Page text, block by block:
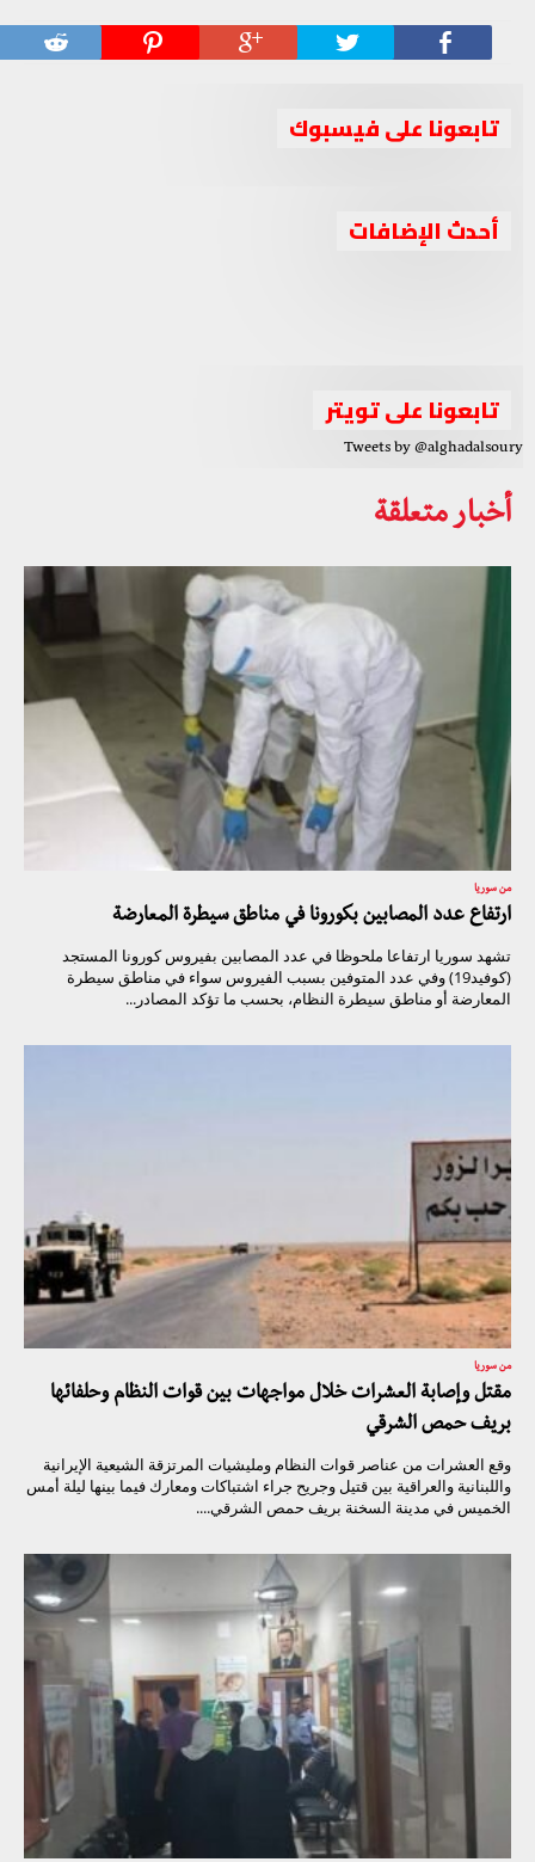
تابعونا على فيسبوك
أحدث الإضافات
جبهة السلام والحرية تدين استهداف حزب العمال
الكوردستاني لقوات البيشمركة بإقليم كوردستان
جبهة السلام والحرية تعقد اجتماعا برئاسة الشيخ أحمد الجربا
تابعونا على تويتر
Tweets by @alghadalsoury
أخبار متعلقة
من سوريا
ارتفاع عدد المصابين بكورونا في مناطق سيطرة المعارضة
تشهد سوريا ارتفاعا ملحوظا في عدد المصابين بفيروس كورونا المستجد
(كوفيد19) وفي عدد المتوفين بسبب الفيروس سواء في مناطق سيطرة
المعارضة أو مناطق سيطرة النظام، بحسب ما تؤكد المصادر...
من سوريا
مقتل وإصابة العشرات خلال مواجهات بين قوات النظام وحلفائها
بريف حمص الشرقي
وقع العشرات من عناصر قوات النظام ومليشيات المرتزقة الشيعية الإيرانية
واللبنانية والعراقية بين قتيل وجريح جراء اشتباكات ومعارك فيما بينها ليلة أمس
الخميس في مدينة السخنة بريف حمص الشرقي....